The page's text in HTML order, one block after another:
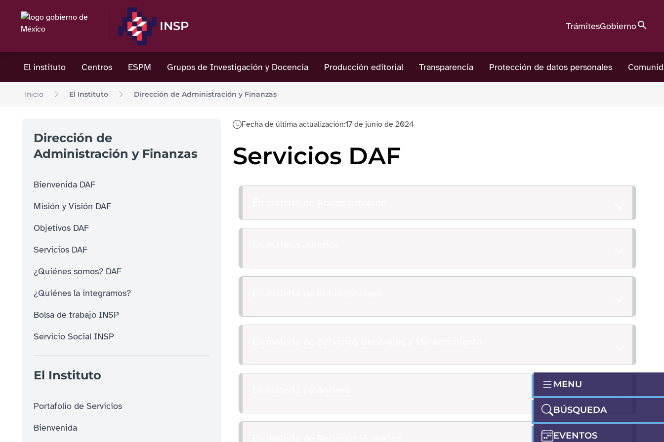
INSP TrámitesGobierno
El instituto Centros ESPM Grupos de Investigación y Docencia Producción editorial Transparencia Protección de datos personales
MENU
BÚSQUEDA
EVENTOS
Inicio El Instituto Dirección de Administración y Finanzas
Dirección de
Administración y Finanzas
Bienvenida DAF
Misión y Visión DAF
Objetivos DAF
Servicios DAF
¿Quiénes somos? DAF
¿Quiénes la integramos?
Bolsa de trabajo INSP
Servicio Social INSP
El Instituto
Portafolio de Servicios
Bienvenida
Fecha de última actualización:17 de junio de 2024
Servicios DAF